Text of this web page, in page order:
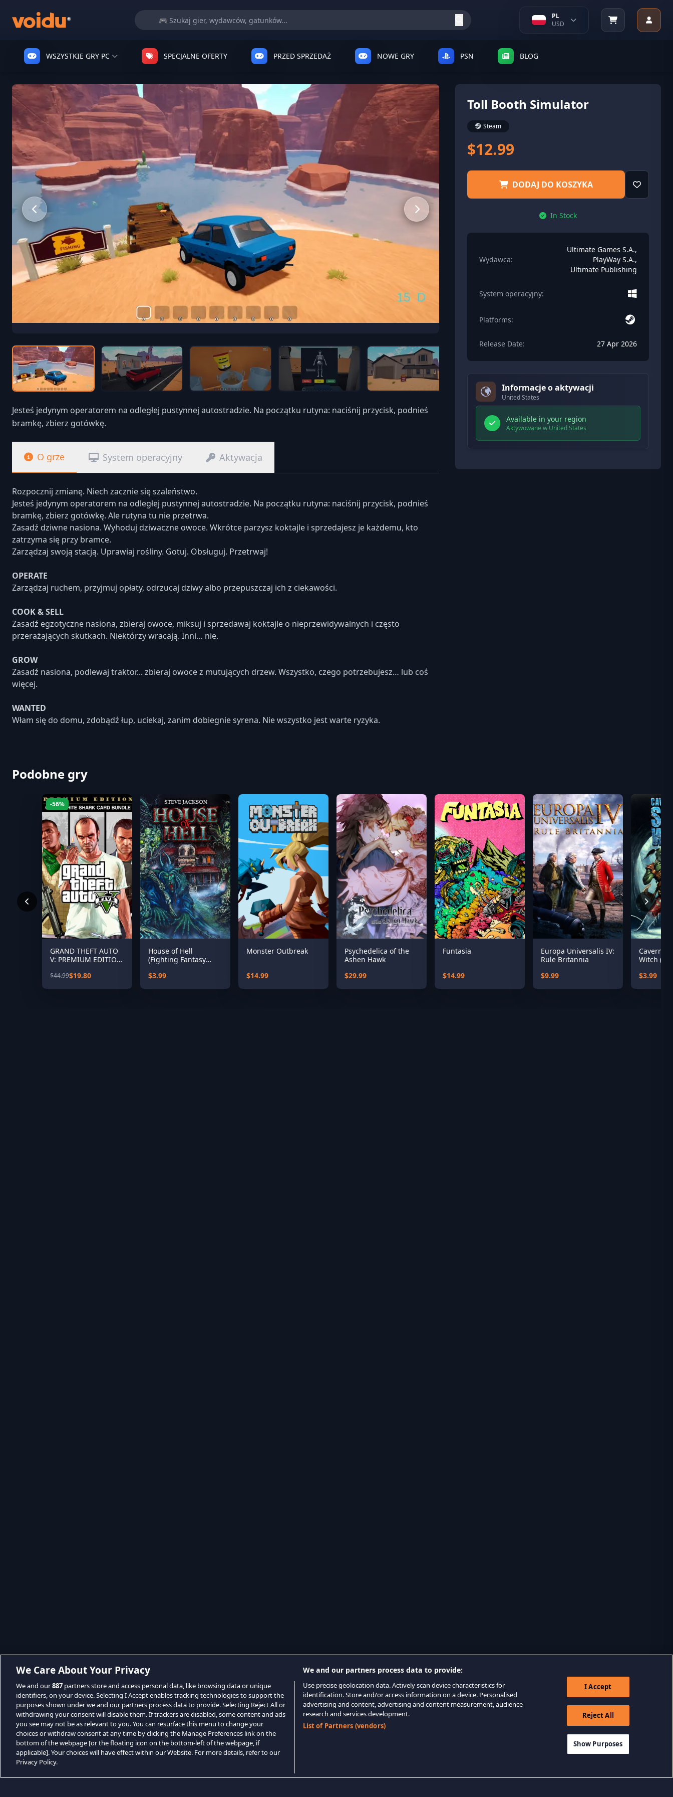
PL
USD
WSZYSTKIE GRY PC SPECJALNE OFERTY PRZED SPRZEDAŻ NOWE GRY PSN BLOG
Jesteś jedynym operatorem na odległej pustynnej autostradzie. Na początku rutyna: naciśnij przycisk, podnieś
bramkę, zbierz gotówkę.
O grze System operacyjny Aktywacja
Rozpocznij zmianę. Niech zacznie się szaleństwo.
Jesteś jedynym operatorem na odległej pustynnej autostradzie. Na początku rutyna: naciśnij przycisk, podnieś
bramkę, zbierz gotówkę. Ale rutyna tu nie przetrwa.
Zasadź dziwne nasiona. Wyhoduj dziwaczne owoce. Wkrótce parzysz koktajle i sprzedajesz je każdemu, kto
zatrzyma się przy bramce.
Zarządzaj swoją stacją. Uprawiaj rośliny. Gotuj. Obsługuj. Przetrwaj!
OPERATE
Zarządzaj ruchem, przyjmuj opłaty, odrzucaj dziwy albo przepuszczaj ich z ciekawości.
COOK & SELL
Zasadź egzotyczne nasiona, zbieraj owoce, miksuj i sprzedawaj koktajle o nieprzewidywalnych i często
przerażających skutkach. Niektórzy wracają. Inni… nie.
GROW
Zasadź nasiona, podlewaj traktor... zbieraj owoce z mutujących drzew. Wszystko, czego potrzebujesz… lub coś
więcej.
WANTED
Włam się do domu, zdobądź łup, uciekaj, zanim dobiegnie syrena. Nie wszystko jest warte ryzyka.
Toll Booth Simulator
Steam
$12.99
DODAJ DO KOSZYKA
In Stock
Wydawca:
Ultimate Games S.A.,
PlayWay S.A.,
Ultimate Publishing
System operacyjny:
Platforms:
Release Date: 27 Apr 2026
Informacje o aktywacji
United States
Available in your region
Aktywowane w United States
Podobne gry
-56%
GRAND THEFT AUTO
V: PREMIUM EDITION
Card Bundle
$44.99$19.80
House of Hell
(Fighting Fantasy
$3.99
Monster Outbreak
$14.99
Psychedelica of the
Ashen Hawk
$29.99
Funtasia
$14.99
Europa Universalis IV:
Rule Britannia
$9.99
Caverns
Witch
$3.99
We Care About Your Privacy
We and our887 partners store and access personal data, like browsing data or unique
identifiers, on your device. Selecting I Accept enables tracking technologies to support the
purposes shown under we and our partners process data to provide. Selecting Reject All or
withdrawing your consent will disable them. If trackers are disabled, some content and ads
you see may not be as relevant to you. You can resurface this menu to change your
choices or withdraw consent at any time by clicking the Manage Preferences link on the
bottom of the webpage [or the floating icon on the bottom-left of the webpage, if
applicable]. Your choices will have effect within our Website. For more details, refer to our
Privacy Policy.
We and our partners process data to provide:
Use precise geolocation data. Actively scan device characteristics for
identification. Store and/or access information on a device. Personalised
advertising and content, advertising and content measurement, audience
research and services development.
List of Partners (vendors)
I Accept
Reject All
Show Purposes